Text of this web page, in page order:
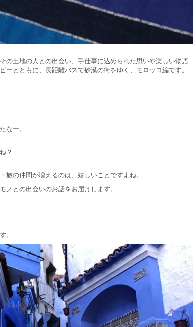
の土地の人との出会い、手仕事に込められた思いや楽しい物語
とともに、長距離バスで砂漠の街をゆく、モロッコ編です。
なー。
？
の仲間が増えるのは、嬉しいことですよね。
ノとの出会いのお話をお届けします。
。